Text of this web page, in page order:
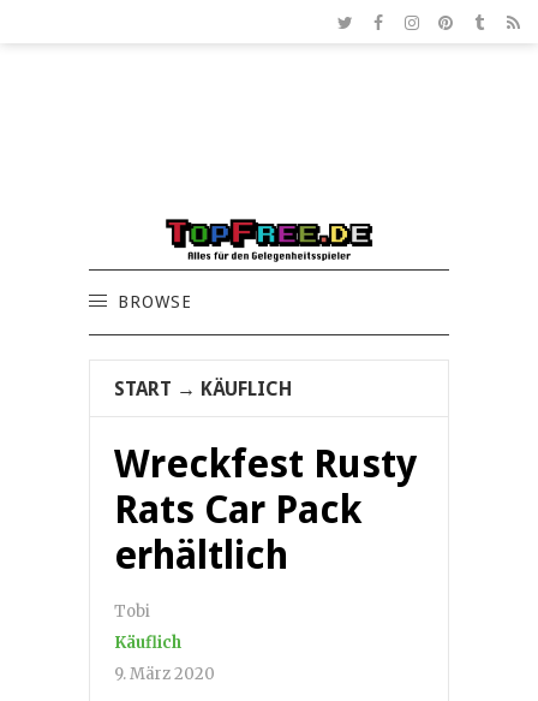
BROWSE
START → KÄUFLICH
Wreckfest Rusty
Rats Car Pack
erhältlich
Tobi
Käuflich
9. März 2020